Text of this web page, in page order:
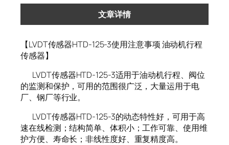
文章详情
【LVDT传感器HTD-125-3使用注意事项 油动机行程
传感器】
LVDT传感器HTD-125-3适用于油动机行程、阀位
的监测和保护，可用的范围很广泛，大量运用于电
厂、钢厂等行业。
LVDT传感器HTD-125-3的动态特性好，可用于高
速在线检测；结构简单、体积小；工作可靠、使用维
护方便、寿命长；非线性度好、重复精度高。